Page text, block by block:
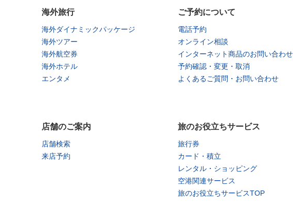
海外旅行
海外ダイナミックパッケージ
海外ツアー
海外航空券
海外ホテル
エンタメ
ご予約について
電話予約
オンライン相談
インターネット商品のお問い合わせ
予約確認・変更・取消
よくあるご質問・お問い合わせ
店舗のご案内
店舗検索
来店予約
旅のお役立ちサービス
旅行券
カード・積立
レンタル・ショッピング
空港関連サービス
旅のお役立ちサービスTOP